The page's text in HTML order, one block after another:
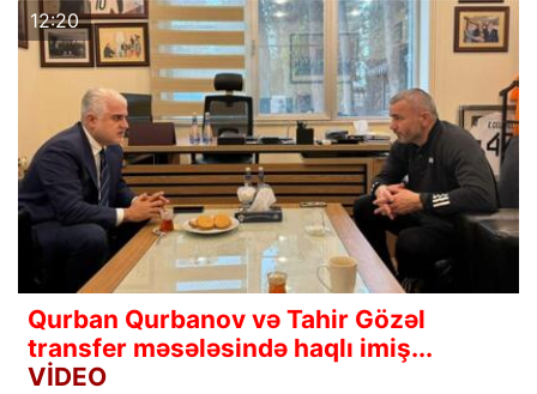
12:20
Qurban Qurbanov və Tahir Gözəl
transfer məsələsində haqlı imiş...
VİDEO